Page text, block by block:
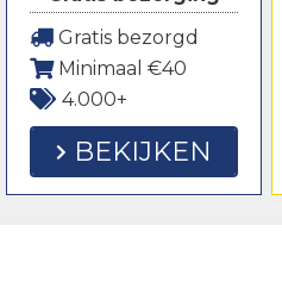
Gratis bezorgd
Minimaal €40
4.000+
BEKIJKEN